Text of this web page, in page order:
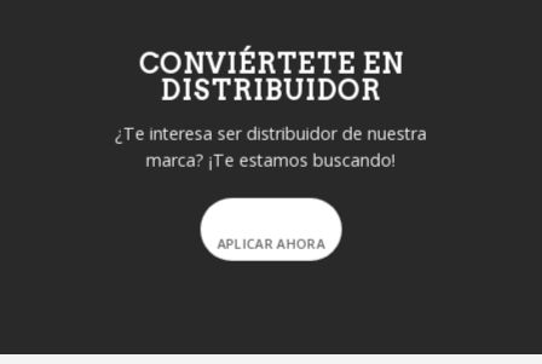
CONVIÉRTETE EN
DISTRIBUIDOR
¿Te interesa ser distribuidor de nuestra
marca? ¡Te estamos buscando!
APLICAR AHORA